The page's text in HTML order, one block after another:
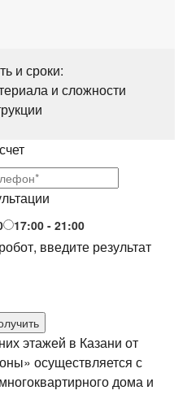
и сроки:
и сложности
17:00 - 21:00
введите результат
этажей в Казани от
осуществляется с
дома и